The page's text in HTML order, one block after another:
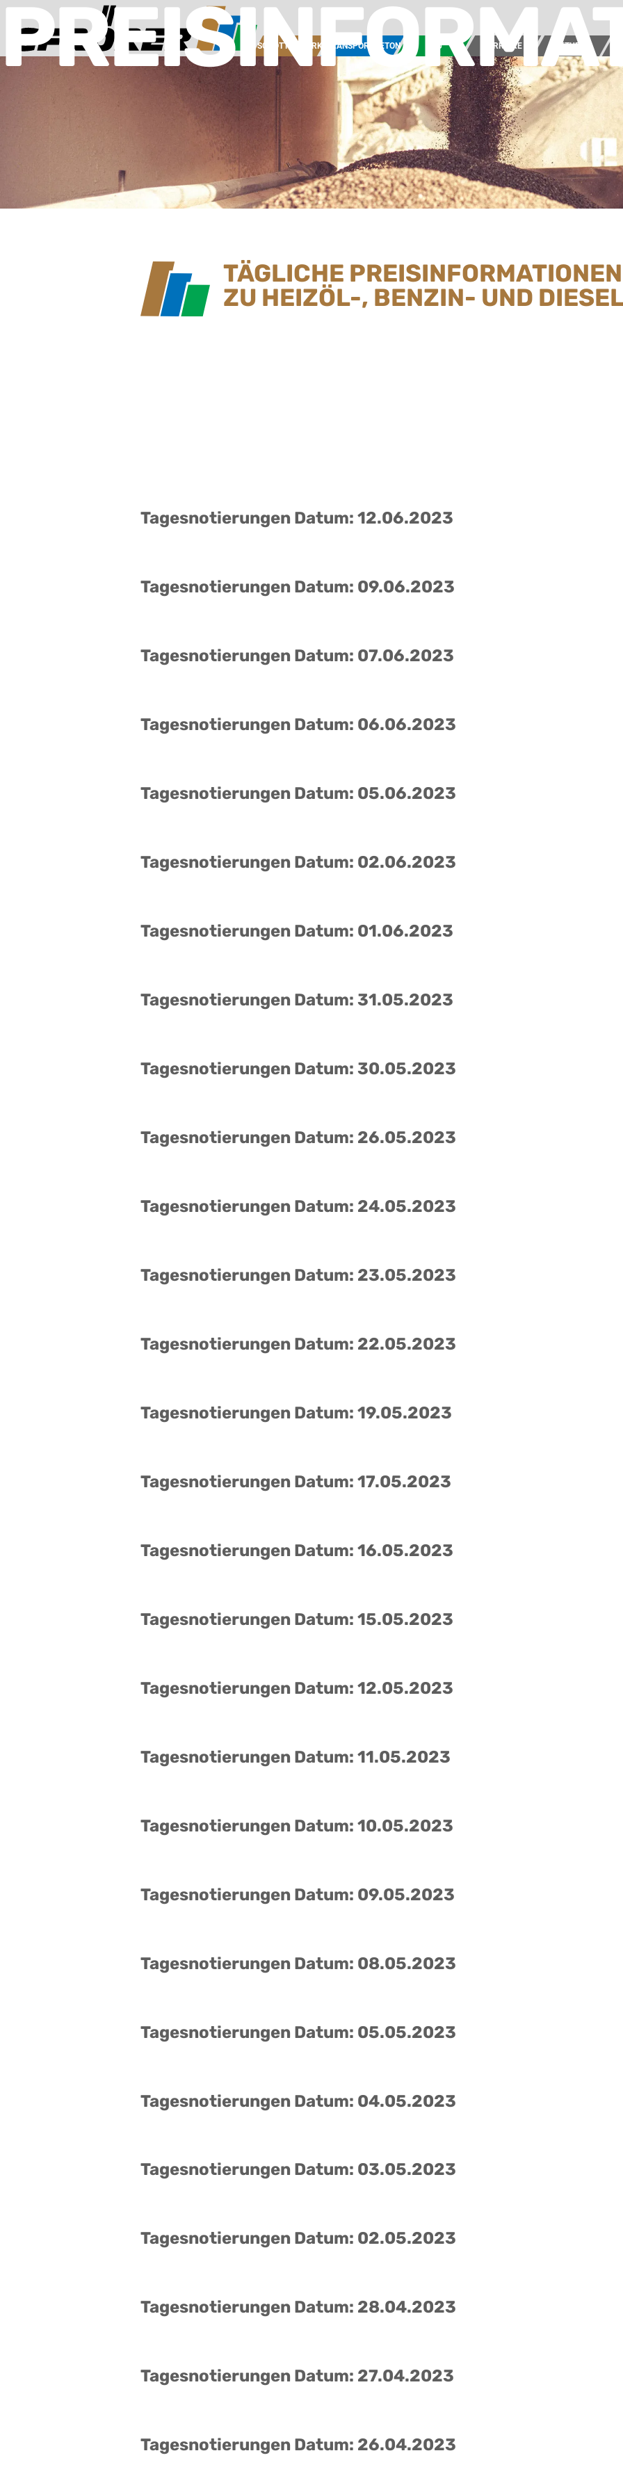
SCHOTTERWERK TRANSPORTBETON BAU KARRIERE AKTUELL
TÄGLICHE PREISINFORMATIONEN
ZU HEIZÖL-, BENZIN- UND
Tagesnotierungen Datum: 12.06.2023
Tagesnotierungen Datum: 09.06.2023
Tagesnotierungen Datum: 07.06.2023
Tagesnotierungen Datum: 06.06.2023
Tagesnotierungen Datum: 05.06.2023
Tagesnotierungen Datum: 02.06.2023
Tagesnotierungen Datum: 01.06.2023
Tagesnotierungen Datum: 31.05.2023
Tagesnotierungen Datum: 30.05.2023
Tagesnotierungen Datum: 26.05.2023
Tagesnotierungen Datum: 24.05.2023
Tagesnotierungen Datum: 23.05.2023
Tagesnotierungen Datum: 22.05.2023
Tagesnotierungen Datum: 19.05.2023
Tagesnotierungen Datum: 17.05.2023
Tagesnotierungen Datum: 16.05.2023
Tagesnotierungen Datum: 15.05.2023
Tagesnotierungen Datum: 12.05.2023
Tagesnotierungen Datum: 11.05.2023
Tagesnotierungen Datum: 10.05.2023
Tagesnotierungen Datum: 09.05.2023
Tagesnotierungen Datum: 08.05.2023
Tagesnotierungen Datum: 05.05.2023
Tagesnotierungen Datum: 04.05.2023
Tagesnotierungen Datum: 03.05.2023
Tagesnotierungen Datum: 02.05.2023
Tagesnotierungen Datum: 28.04.2023
Tagesnotierungen Datum: 27.04.2023
Tagesnotierungen Datum: 26.04.2023